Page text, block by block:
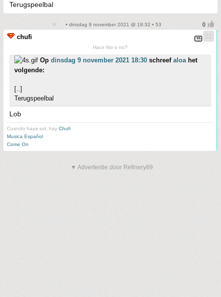
Terugspeelbal
• dinsdag 9 november 2021 @ 18:32 • 53
chufi
Hace frio o no?
Op dinsdag 9 november 2021 18:30 schreef aloahet
volgende:
[..]
Terugspeelbal
Lob
Cuando haya sol, hay Chufi
Musica Español
Come On
▼ Advertentie door Refinery89